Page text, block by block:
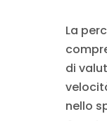
La
di
nello